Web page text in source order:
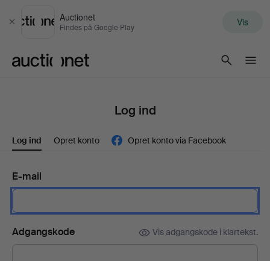
Luk
Auctionet
Findes på Google Play Vis
Log ind
Log ind Opret konto Opret konto via Facebook
E-mail
Adgangskode Vis adgangskode i klartekst.